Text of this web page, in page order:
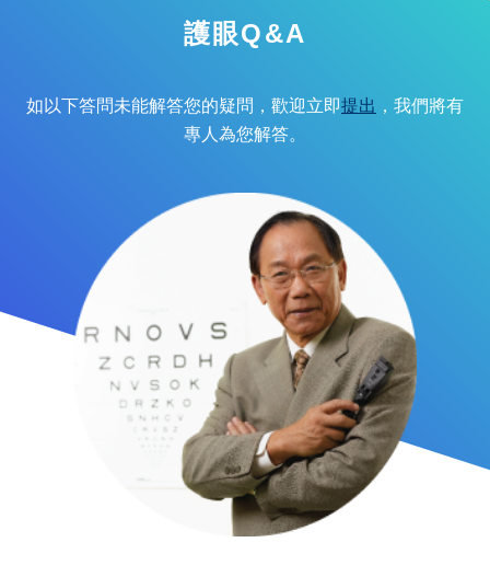
護眼Q&A
如以下答問未能解答您的疑問，歡迎立即提出 ，我們將有
專人為您解答。